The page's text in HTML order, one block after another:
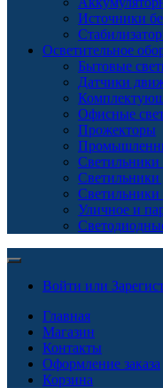
Источники
Осветительное
Бытовые
Датчики
Офисные
Прожекторы
Светильники
Светильники
Уличное и
Войти или
Главная
Магазин
Контакты
Оформление заказа
Корзина